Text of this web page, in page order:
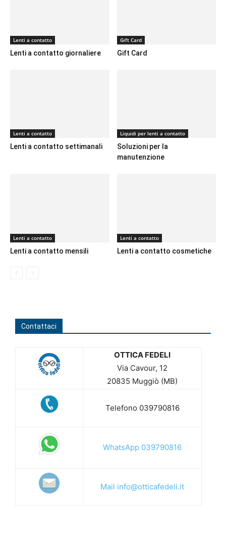
Lenti a contatto
Lenti a contatto giornaliere
Gift Card
Gift Card
Lenti a contatto
Lenti a contatto settimanali
Liquidi per lenti a contatto
Soluzioni per la
manutenzione
Lenti a contatto
Lenti a contatto mensili
Lenti a contatto
Lenti a contatto cosmetiche
Contattaci
OTTICA FEDELI
Via Cavour, 12
20835 Muggiò (MB)
Telefono 039790816
WhatsApp 039790816
Mail info@otticafedeli.it